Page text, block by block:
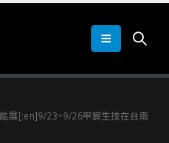
展[:en]9/23~9/26甲宸生技在台南